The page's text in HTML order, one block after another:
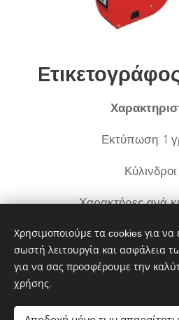
Εκτύπωση: 1
Χαρακτήρες ανά
Κυριαζάκος
📍Ελ.Βενιζελου118
Χρησιμοποιούμε τα cookies για
σωστή λειτουργία και ασφάλεια
για να σας προσφέρουμε την
χρήσης.